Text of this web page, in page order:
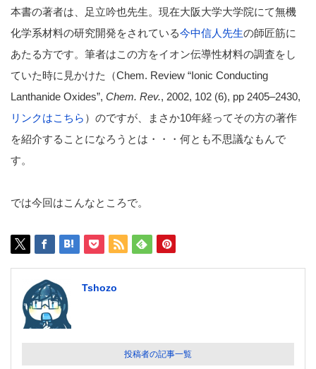
本書の著者は、足立吟也先生。現在大阪大学大学院にて無機
化学系材料の研究開発をされている今中信人先生の師匠筋に
あたる方です。筆者はこの方をイオン伝導性材料の調査をし
ていた時に見かけた（Chem. Review “Ionic Conducting
Lanthanide Oxides”, Chem. Rev., 2002, 102 (6), pp 2405–2430,
リンクはこちら ）のですが、まさか10年経ってその方の著作
を紹介することになろうとは・・・何とも不思議なもんで
す。
では今回はこんなところで。
Tshozo
投稿者の記事一覧